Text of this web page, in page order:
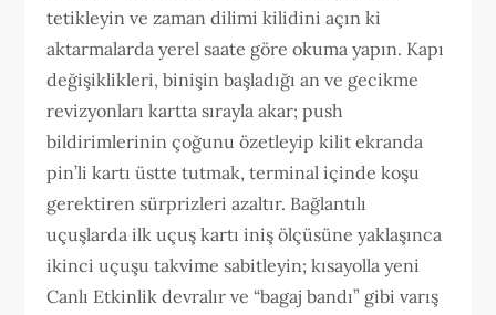
tetikleyin ve zaman dilimi kilidini açın ki
aktarmalarda yerel saate göre okuma yapın. Kapı
değişiklikleri, binişin başladığı an ve gecikme
revizyonları kartta sırayla akar; push
bildirimlerinin çoğunu özetleyip kilit ekranda
pin’li kartı üstte tutmak, terminal içinde koşu
gerektiren sürprizleri azaltır. Bağlantılı
uçuşlarda ilk uçuş kartı iniş ölçüsüne yaklaşınca
ikinci uçuşu takvime sabitleyin; kısayolla yeni
Canlı Etkinlik devralır ve “bagaj bandı” gibi varış